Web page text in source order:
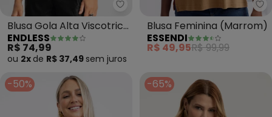
Endless - Blusa Gola Alta
Blusa Gola Alta Viscotrico
Básica (Marrom)
ENDLESS
R$ 74,99
ou 2x de R$ 37,49 sem juros
Blusa Feminina (Marrom)
ESSENDI
R$ 49,95R$ 99,99
-50% -65%